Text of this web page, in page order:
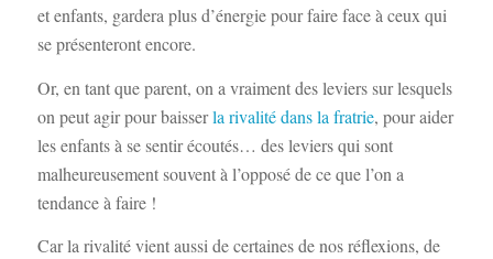
et enfants, gardera plus d’énergie pour faire face à ceux qui
se présenteront encore.
Or, en tant que parent, on a vraiment des leviers sur lesquels
on peut agir pour baisserla rivalité dans la fratrie, pour aider
les enfants à se sentir écoutés… des leviers qui sont
malheureusement souvent à l’opposé de ce que l’on a
tendance à faire !
Car la rivalité vient aussi de certaines de nos réflexions, de